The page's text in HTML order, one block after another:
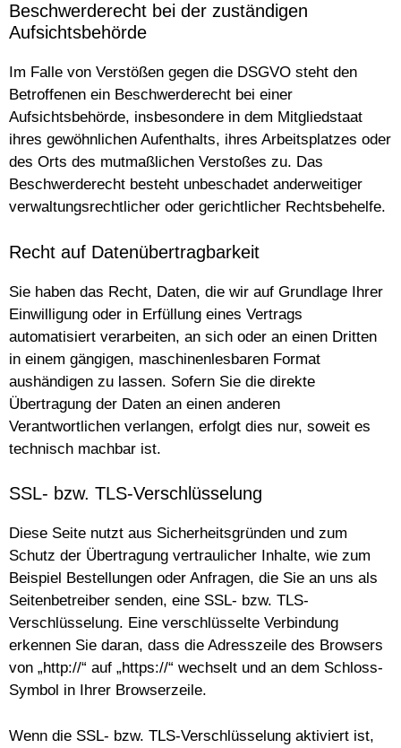
Beschwerderecht bei der zuständigen
Aufsichtsbehörde
Im Falle von Verstößen gegen die DSGVO steht den
Betroffenen ein Beschwerderecht bei einer
Aufsichtsbehörde, insbesondere in dem Mitgliedstaat
ihres gewöhnlichen Aufenthalts, ihres Arbeitsplatzes oder
des Orts des mutmaßlichen Verstoßes zu. Das
Beschwerderecht besteht unbeschadet anderweitiger
verwaltungsrechtlicher oder gerichtlicher Rechtsbehelfe.
Recht auf Datenübertragbarkeit
Sie haben das Recht, Daten, die wir auf Grundlage Ihrer
Einwilligung oder in Erfüllung eines Vertrags
automatisiert verarbeiten, an sich oder an einen Dritten
in einem gängigen, maschinenlesbaren Format
aushändigen zu lassen. Sofern Sie die direkte
Übertragung der Daten an einen anderen
Verantwortlichen verlangen, erfolgt dies nur, soweit es
technisch machbar ist.
SSL- bzw. TLS-Verschlüsselung
Diese Seite nutzt aus Sicherheitsgründen und zum
Schutz der Übertragung vertraulicher Inhalte, wie zum
Beispiel Bestellungen oder Anfragen, die Sie an uns als
Seitenbetreiber senden, eine SSL- bzw. TLS-
Verschlüsselung. Eine verschlüsselte Verbindung
erkennen Sie daran, dass die Adresszeile des Browsers
von „http://“ auf „https://“ wechselt und an dem Schloss-
Symbol in Ihrer Browserzeile.
Wenn die SSL- bzw. TLS-Verschlüsselung aktiviert ist,